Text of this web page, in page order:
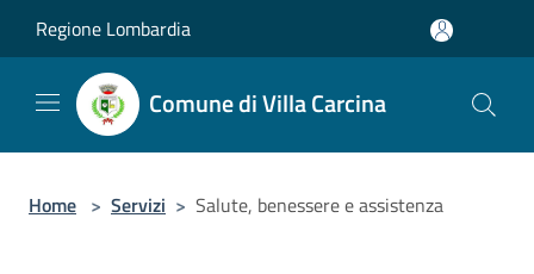
Regione Lombardia
Comune di Villa Carcina
Home > Servizi > Salute, benessere e assistenza